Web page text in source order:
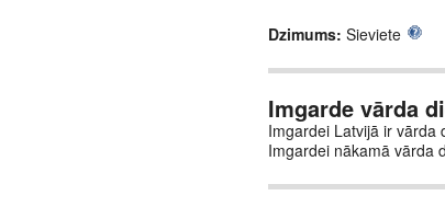
Dzimums: Sieviete
Imgarde vārda
Imgardei Latvijā ir vārda
Imgardei nākamā vārda